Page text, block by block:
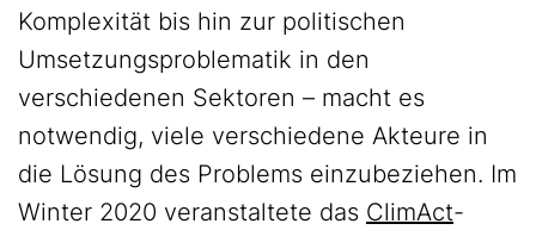
Komplexität bis hin zur politischen
Umsetzungsproblematik in den
verschiedenen Sektoren – macht es
notwendig, viele verschiedene Akteure in
die Lösung des Problems einzubeziehen. Im
Winter 2020 veranstaltete das ClimAct-